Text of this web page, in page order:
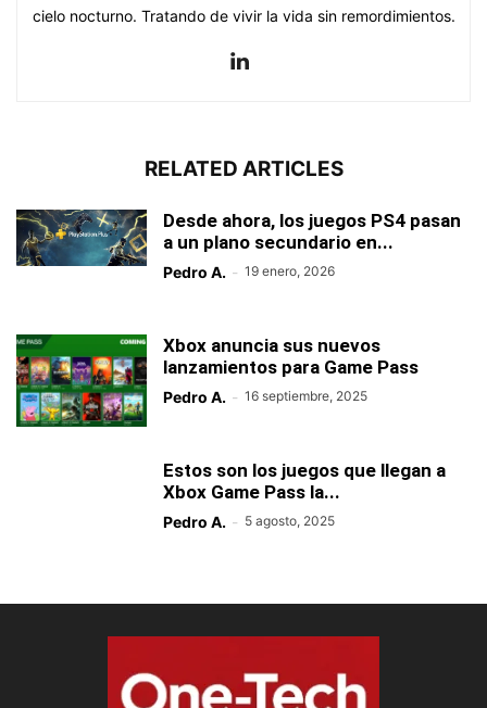
cielo nocturno. Tratando de vivir la vida sin remordimientos.
RELATED ARTICLES
Desde ahora, los juegos PS4 pasan
a un plano secundario en...
Pedro A. - 19 enero, 2026
Xbox anuncia sus nuevos
lanzamientos para Game Pass
Pedro A. - 16 septiembre, 2025
Estos son los juegos que llegan a
Xbox Game Pass la...
Pedro A. - 5 agosto, 2025